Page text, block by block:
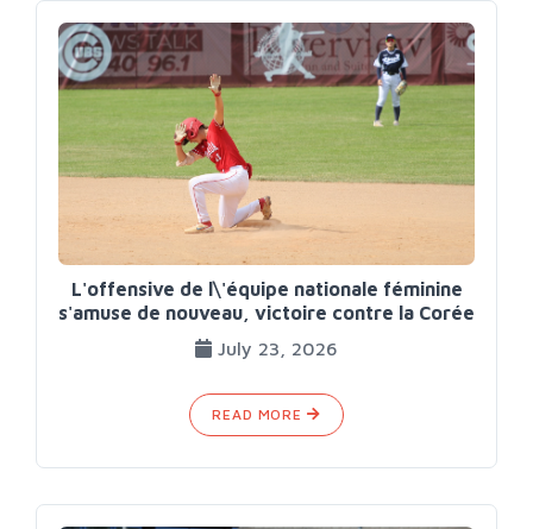
L'offensive de l\'équipe nationale féminine
s'amuse de nouveau, victoire contre la Corée
July 23, 2026
READ MORE